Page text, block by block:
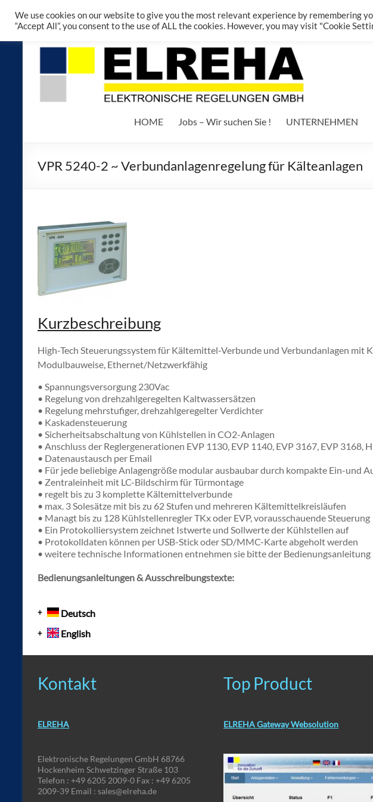
HOME Jobs – Wir suchen Sie ! UNTERNEHMEN
VPR 5240-2 ~ Verbundanlagenregelung für Kälteanlagen
Kurzbeschreibung
High-Tech Steuerungssystem für Kältemittel-Verbunde und Verbundanlagen
Modulbauweise, Ethernet/Netzwerkfähig
• Spannungsversorgung 230Vac
• Regelung von drehzahlgeregelten Kaltwassersätzen
• Regelung mehrstufiger, drehzahlgeregelter Verdichter
• Kaskadensteuerung
• Sicherheitsabschaltung von Kühlstellen in CO2-Anlagen
• Anschluss der Reglergenerationen EVP 1130, EVP 1140, EVP 3167, EVP 3168,
• Datenaustausch per Email
• Für jede beliebige Anlagengröße modular ausbaubar durch kompakte Ein-und
• Zentraleinheit mit LC-Bildschirm für Türmontage
• regelt bis zu 3 komplette Kältemittelverbunde
• max. 3 Solesätze mit bis zu 62 Stufen und mehreren Kältemittelkreisläufen
• Managt bis zu 128 Kühlstellenregler TKx oder EVP, vorausschauende Steuerung
• Ein Protokolliersystem zeichnet Istwerte und Sollwerte der Kühlstellen auf
• Protokolldaten können per USB-Stick oder SD/MMC-Karte abgeholt werden
• weitere technische Informationen entnehmen sie bitte der Bedienungsanleitung
Bedienungsanleitungen & Ausschreibungstexte:
Deutsch
English
Kontakt
ELREHA
Elektronische Regelungen GmbH 68766
Hockenheim Schwetzinger Straße 103
Telefon : +49 6205 2009-0 Fax : +49 6205
2009-39 Email : sales@elreha.de
Top Product
ELREHA Gateway Websolution
We use cookies on our website to give you the most relevant experience by remembering
“Accept All”, you consent to the use of ALL the cookies. However, you may visit "Cookie